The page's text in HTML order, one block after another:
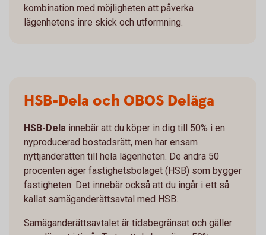
kombination med möjligheten att påverka
lägenhetens inre skick och utformning.
HSB-Dela och OBOS Deläga
HSB-Dela innebär att du köper in dig till 50% i en
nyproducerad bostadsrätt, men har ensam
nyttjanderätten till hela lägenheten. De andra 50
procenten äger fastighetsbolaget (HSB) som bygger
fastigheten. Det innebär också att du ingår i ett så
kallat samäganderättsavtal med HSB.
Samäganderättsavtalet är tidsbegränsat och gäller